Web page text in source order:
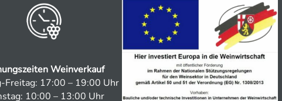
Weinverkauf
Freitag: 17:00 – 19:00 Uhr
10:00 – 13:00 Uhr